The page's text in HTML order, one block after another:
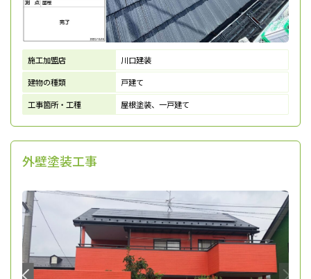
施工加盟店
川口建装
建物の種類
戸建て
工事箇所・工種
屋根塗装、一戸建て
外壁塗装工事